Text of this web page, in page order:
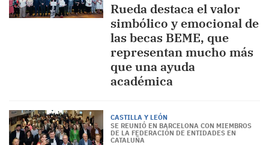
Rueda destaca el valor
simbólico y emocional de
las becas BEME, que
representan mucho más
que una ayuda
académica
CASTILLA Y LEÓN
SE REUNIÓ EN BARCELONA CON MIEMBROS
DE LA FEDERACIÓN DE ENTIDADES EN
CATALUÑA